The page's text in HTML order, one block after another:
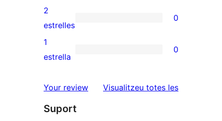
4
estrelles
valoracions
de
3
estrelles
0
valoracions
de
estrelles
2
estrelles
0
0
de
estrelles
1
estrella
0
Your review Visualitzeu totes lesressenyes
Suport